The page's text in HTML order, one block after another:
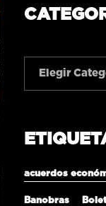
Elegir
acuerdos
Banobras